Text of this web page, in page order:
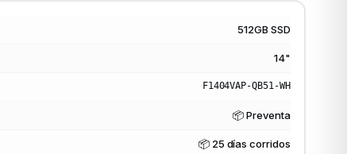
512GB SSD
14"
F1404VAP-QB51-WH
📦 Preventa
📦 25 días corridos